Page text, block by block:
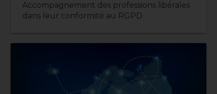
Accompagnement des professions libérales
dans leur conformité au RGPD